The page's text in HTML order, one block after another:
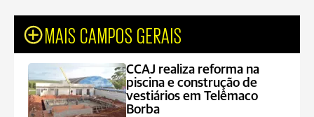
MAIS CAMPOS GERAIS
CCAJ realiza reforma na
piscina e construção de
vestiários em Telêmaco
Borba